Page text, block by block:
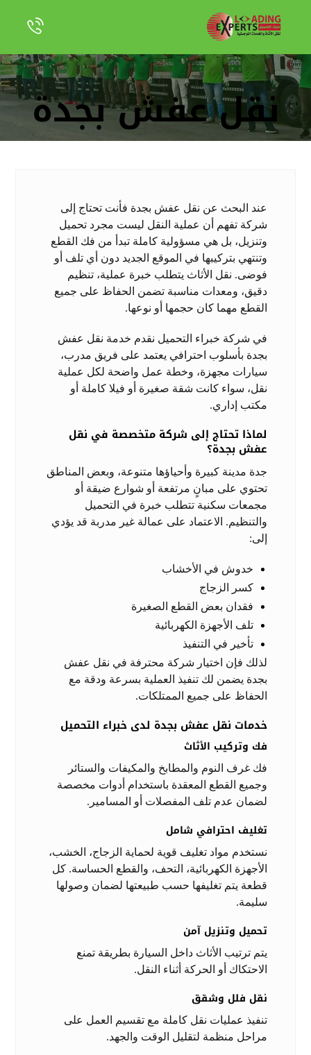
نقل عفش بجدة
عند البحث عن نقل عفش بجدة فأنت تحتاج إلى
شركة تفهم أن عملية النقل ليست مجرد تحميل
وتنزيل، بل هي مسؤولية كاملة تبدأ من فك القطع
وتنتهي بتركيبها في الموقع الجديد دون أي تلف أو
فوضى. نقل الأثاث يتطلب خبرة عملية، تنظيم
دقيق، ومعدات مناسبة تضمن الحفاظ على جميع
القطع مهما كان حجمها أو نوعها.
في شركة خبراء التحميل نقدم خدمة نقل عفش
بجدة بأسلوب احترافي يعتمد على فريق مدرب،
سيارات مجهزة، وخطة عمل واضحة لكل عملية
نقل، سواء كانت شقة صغيرة أو فيلا كاملة أو
مكتب إداري.
لماذا تحتاج إلى شركة متخصصة في نقل
عفش بجدة؟
جدة مدينة كبيرة وأحياؤها متنوعة، وبعض المناطق
تحتوي على مبانٍ مرتفعة أو شوارع ضيقة أو
مجمعات سكنية تتطلب خبرة في التحميل
والتنظيم. الاعتماد على عمالة غير مدربة قد يؤدي
إلى:
خدوش في الأخشاب
كسر الزجاج
فقدان بعض القطع الصغيرة
تلف الأجهزة الكهربائية
تأخير في التنفيذ
لذلك فإن اختيار شركة محترفة في نقل عفش
بجدة يضمن لك تنفيذ العملية بسرعة ودقة مع
الحفاظ على جميع الممتلكات.
خدمات نقل عفش بجدة لدى خبراء التحميل
فك وتركيب الأثاث
فك غرف النوم والمطابخ والمكيفات والستائر
وجميع القطع المعقدة باستخدام أدوات مخصصة
لضمان عدم تلف المفصلات أو المسامير.
تغليف احترافي شامل
نستخدم مواد تغليف قوية لحماية الزجاج، الخشب،
الأجهزة الكهربائية، التحف، والقطع الحساسة. كل
قطعة يتم تغليفها حسب طبيعتها لضمان وصولها
سليمة.
تحميل وتنزيل آمن
يتم ترتيب الأثاث داخل السيارة بطريقة تمنع
الاحتكاك أو الحركة أثناء النقل.
نقل فلل وشقق
تنفيذ عمليات نقل كاملة مع تقسيم العمل على
مراحل منظمة لتقليل الوقت والجهد.